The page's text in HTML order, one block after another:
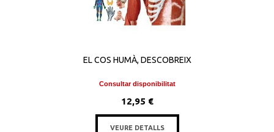
EL COS HUMÀ, DESCOBREIX
Consultar disponibilitat
12,95 €
VEURE DETALLS